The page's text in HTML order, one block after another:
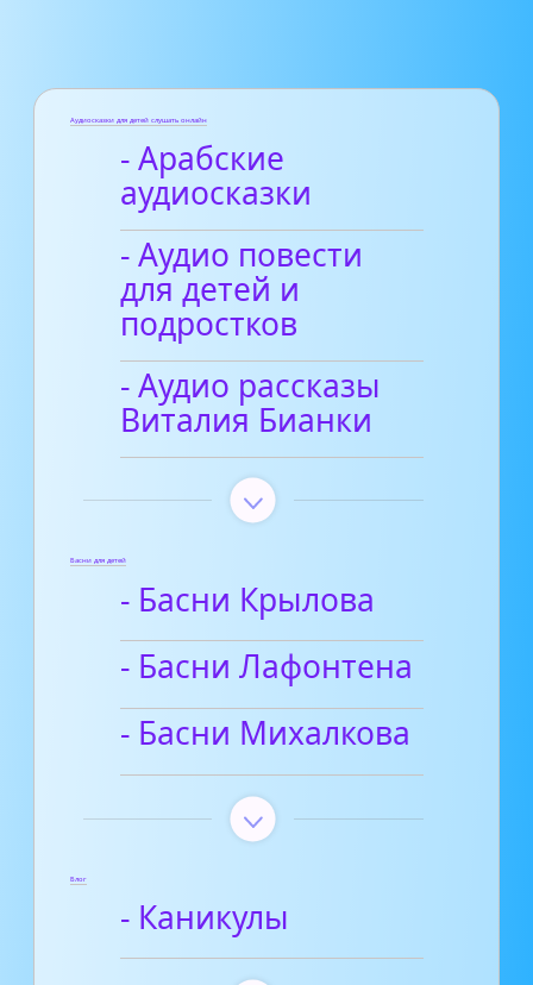
Аудиосказки для детей слушать онлайн
- Арабские
аудиосказки
- Аудио повести
для детей и
подростков
- Аудио рассказы
Виталия Бианки
Басни для детей
- Басни Крылова
- Басни Лафонтена
- Басни Михалкова
Блог
- Каникулы